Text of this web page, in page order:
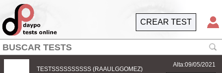
CREAR TEST
TESTSSSSSSSSSS (RAAULGGOMEZ)
Alta:09/05/2021